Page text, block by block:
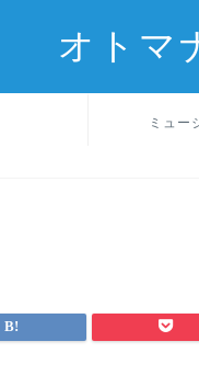
オトマ
ミュー